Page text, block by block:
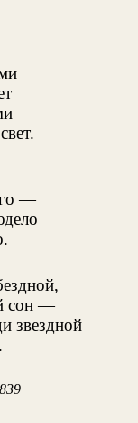
—
сон —
звездной